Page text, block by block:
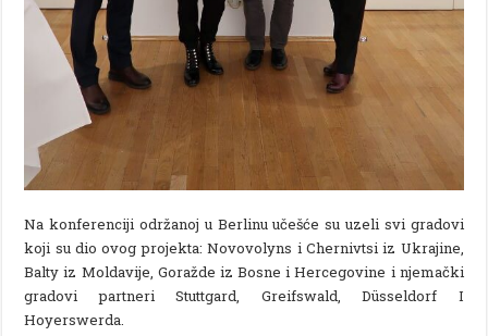
Na konferenciji održanoj u Berlinu učešće su uzeli svi gradovi
koji su dio ovog projekta: Novovolyns i Chernivtsi iz Ukrajine,
Balty iz Moldavije, Goražde iz Bosne i Hercegovine i njemački
gradovi partneri Stuttgard, Greifswald, Düsseldorf I
Hoyerswerda.